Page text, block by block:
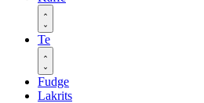
Te
Fudge
Lakrits